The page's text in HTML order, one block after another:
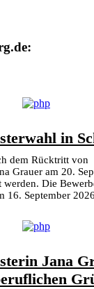
in
dem Rücktritt von
Grauer am 20.
werden. Die
16. September 2026
Jana